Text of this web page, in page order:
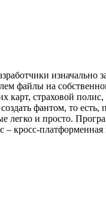
изначально
файлы на
страховой
фантом, то
и просто.
кросс-платформенная